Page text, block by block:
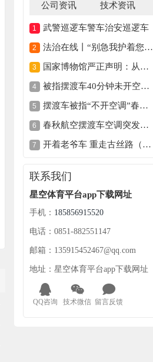
公司资讯 技术资讯
武警巡逻车警车治安巡逻车
法治在线丨“别急我护着您！” 七旬老人晕倒 民警暖心守护
国家博物馆严正声明：从未授权馆外扫码（2026·08·03）
被指摆渡车40分钟未开空调春秋航空致歉
摆渡车被指“不开空调”春秋航空致歉
春秋航空摆渡车空调突发毛病致旅客炽热各方观念
开着老爷车 重走古丝路（老外不见外）
联系我们
星空体育平台app下载网址
手机： 185856915520
电话：0851-882551147
邮箱：135915452467@qq.com
地址：星空体育平台app下载网址
QQ咨询 技术微信 留言反馈